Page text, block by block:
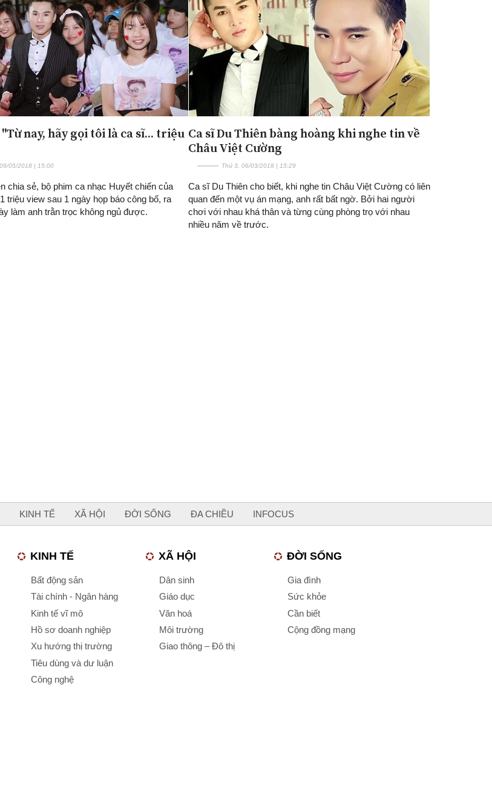
nay, hãy gọi tôi là ca sĩ... triệu
05/2018 | 15:00
chia sẻ, bộ phim ca nhạc Huyết chiến của
triệu view sau 1 ngày họp báo công bố, ra
làm anh trằn trọc không ngủ được.
Ca sĩ Du Thiên bàng hoàng khi nghe tin về
Châu Việt Cường
Thứ 3, 06/03/2018 | 15:29
Ca sĩ Du Thiên cho biết, khi nghe tin Châu Việt Cường có liên
quan đến một vụ án mạng, anh rất bất ngờ. Bởi hai người
chơi với nhau khá thân và từng cùng phòng trọ với nhau
nhiều năm về trước.
KINH TẾ XÃ HỘI ĐỜI SỐNG ĐA CHIỀU INFOCUS
KINH TẾ
Bất động sản
Tài chính - Ngân hàng
Kinh tế vĩ mô
Hồ sơ doanh nghiệp
Xu hướng thị trường
Tiêu dùng và dư luận
Công nghệ
XÃ HỘI
Dân sinh
Giáo dục
Văn hoá
Môi trường
Giao thông – Đô thị
ĐỜI SỐNG
Gia đình
Sức khỏe
Cần biết
Cộng đồng mạng